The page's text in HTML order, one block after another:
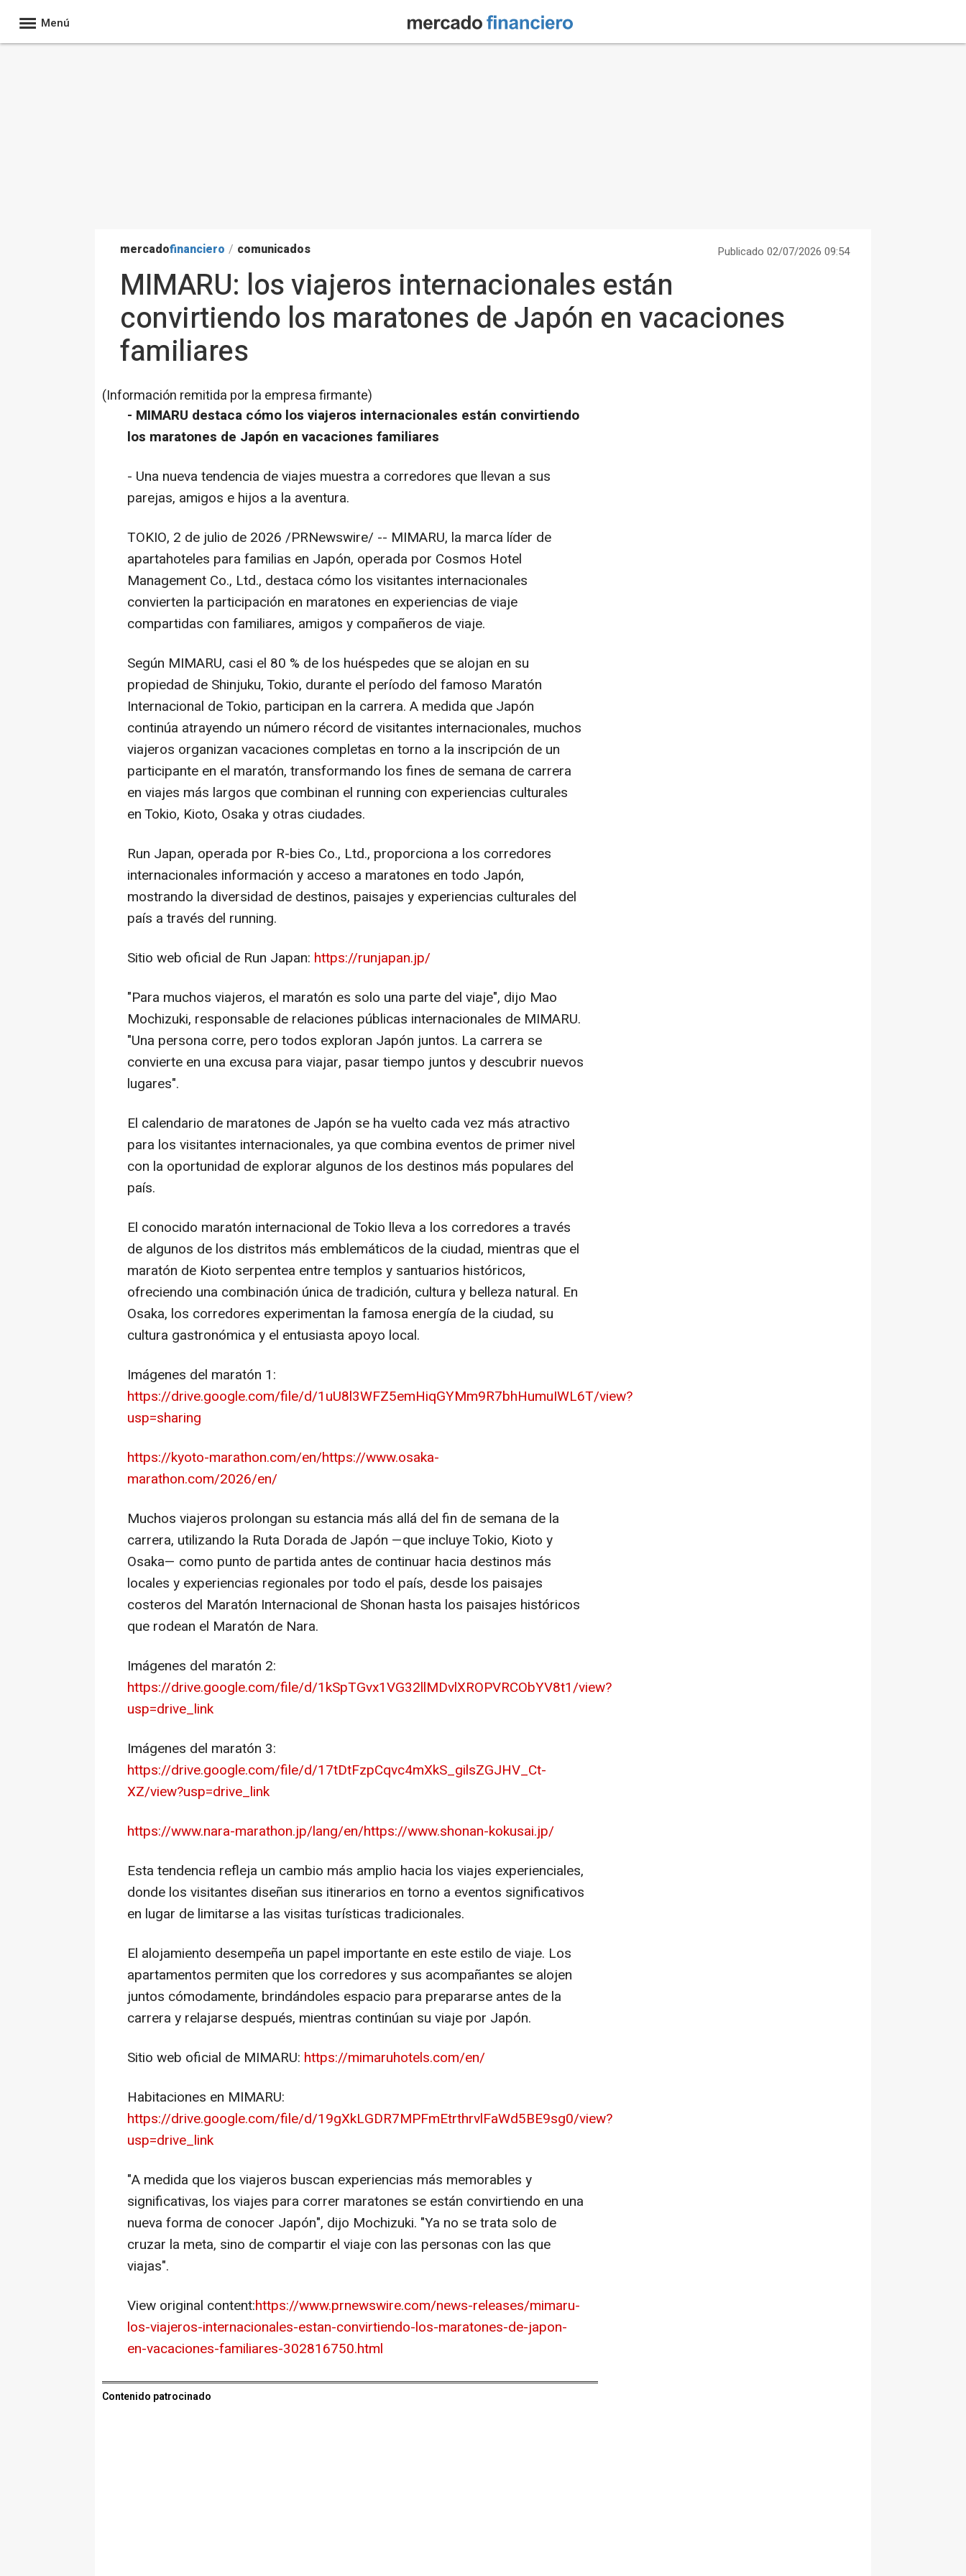
Menú
mercadofinanciero / comunicados Publicado 02/07/2026 09:54
MIMARU: los viajeros internacionales están
convirtiendo los maratones de Japón en vacaciones
familiares
(Información remitida por la empresa firmante)
- MIMARU destaca cómo los viajeros internacionales están convirtiendo
los maratones de Japón en vacaciones familiares
- Una nueva tendencia de viajes muestra a corredores que llevan a sus
parejas, amigos e hijos a la aventura.
TOKIO, 2 de julio de 2026 /PRNewswire/ -- MIMARU, la marca líder de
apartahoteles para familias en Japón, operada por Cosmos Hotel
Management Co., Ltd., destaca cómo los visitantes internacionales
convierten la participación en maratones en experiencias de viaje
compartidas con familiares, amigos y compañeros de viaje.
Según MIMARU, casi el 80 % de los huéspedes que se alojan en su
propiedad de Shinjuku, Tokio, durante el período del famoso Maratón
Internacional de Tokio, participan en la carrera. A medida que Japón
continúa atrayendo un número récord de visitantes internacionales, muchos
viajeros organizan vacaciones completas en torno a la inscripción de un
participante en el maratón, transformando los fines de semana de carrera
en viajes más largos que combinan el running con experiencias culturales
en Tokio, Kioto, Osaka y otras ciudades.
Run Japan, operada por R-bies Co., Ltd., proporciona a los corredores
internacionales información y acceso a maratones en todo Japón,
mostrando la diversidad de destinos, paisajes y experiencias culturales del
país a través del running.
Sitio web oficial de Run Japan: https://runjapan.jp/
"Para muchos viajeros, el maratón es solo una parte del viaje", dijo Mao
Mochizuki, responsable de relaciones públicas internacionales de MIMARU.
"Una persona corre, pero todos exploran Japón juntos. La carrera se
convierte en una excusa para viajar, pasar tiempo juntos y descubrir nuevos
lugares".
El calendario de maratones de Japón se ha vuelto cada vez más atractivo
para los visitantes internacionales, ya que combina eventos de primer nivel
con la oportunidad de explorar algunos de los destinos más populares del
país.
El conocido maratón internacional de Tokio lleva a los corredores a través
de algunos de los distritos más emblemáticos de la ciudad, mientras que el
maratón de Kioto serpentea entre templos y santuarios históricos,
ofreciendo una combinación única de tradición, cultura y belleza natural. En
Osaka, los corredores experimentan la famosa energía de la ciudad, su
cultura gastronómica y el entusiasta apoyo local.
Imágenes del maratón 1:
https://drive.google.com/file/d/1uU8l3WFZ5emHiqGYMm9R7bhHumuIWL6T/view?
usp=sharing
https://kyoto-marathon.com/en/https://www.osaka-
marathon.com/2026/en/
Muchos viajeros prolongan su estancia más allá del fin de semana de la
carrera, utilizando la Ruta Dorada de Japón —que incluye Tokio, Kioto y
Osaka— como punto de partida antes de continuar hacia destinos más
locales y experiencias regionales por todo el país, desde los paisajes
costeros del Maratón Internacional de Shonan hasta los paisajes históricos
que rodean el Maratón de Nara.
Imágenes del maratón 2:
https://drive.google.com/file/d/1kSpTGvx1VG32llMDvlXROPVRCObYV8t1/view?
usp=drive_link
Imágenes del maratón 3:
https://drive.google.com/file/d/17tDtFzpCqvc4mXkS_gilsZGJHV_Ct-
XZ/view?usp=drive_link
https://www.nara-marathon.jp/lang/en/https://www.shonan-kokusai.jp/
Esta tendencia refleja un cambio más amplio hacia los viajes experienciales,
donde los visitantes diseñan sus itinerarios en torno a eventos significativos
en lugar de limitarse a las visitas turísticas tradicionales.
El alojamiento desempeña un papel importante en este estilo de viaje. Los
apartamentos permiten que los corredores y sus acompañantes se alojen
juntos cómodamente, brindándoles espacio para prepararse antes de la
carrera y relajarse después, mientras continúan su viaje por Japón.
Sitio web oficial de MIMARU: https://mimaruhotels.com/en/
Habitaciones en MIMARU:
https://drive.google.com/file/d/19gXkLGDR7MPFmEtrthrvlFaWd5BE9sg0/view?
usp=drive_link
"A medida que los viajeros buscan experiencias más memorables y
significativas, los viajes para correr maratones se están convirtiendo en una
nueva forma de conocer Japón", dijo Mochizuki. "Ya no se trata solo de
cruzar la meta, sino de compartir el viaje con las personas con las que
viajas".
View original content:https://www.prnewswire.com/news-releases/mimaru-
los-viajeros-internacionales-estan-convirtiendo-los-maratones-de-japon-
en-vacaciones-familiares-302816750.html
Contenido patrocinado